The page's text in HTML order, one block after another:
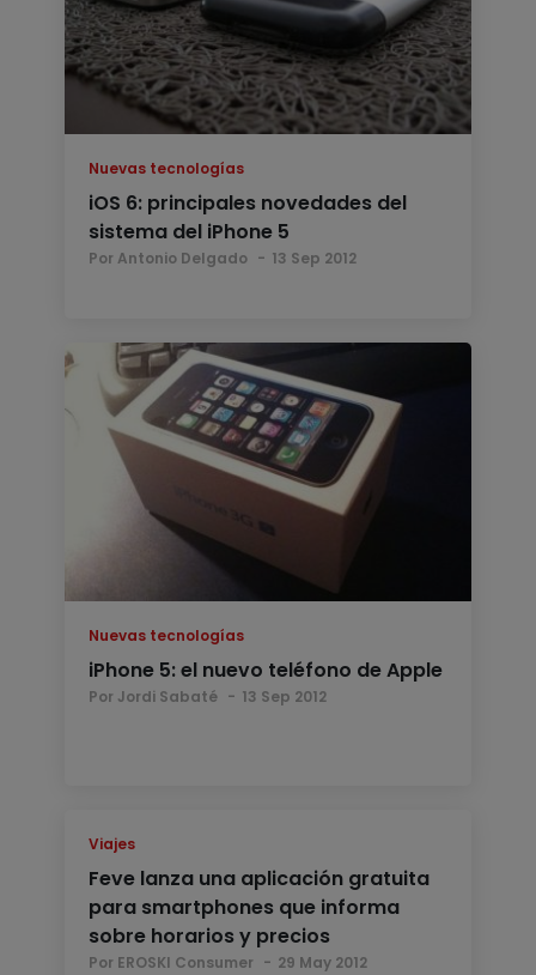
Nuevas tecnologías
iOS 6: principales novedades del
sistema del iPhone 5
Por Antonio Delgado 13 Sep 2012
Nuevas tecnologías
iPhone 5: el nuevo teléfono de Apple
Por Jordi Sabaté 13 Sep 2012
Viajes
Feve lanza una aplicación gratuita
para smartphones que informa
sobre horarios y precios
Por EROSKI Consumer 29 May 2012